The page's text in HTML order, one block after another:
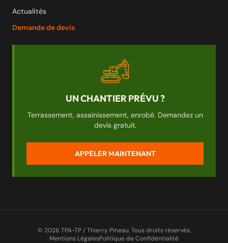
Actualités
Demande de devis
UN CHANTIER PRÉVU ?
Terrassement, assainissement, enrobé. Demandez un
devis gratuit.
APPELER MAINTENANT
© 2026 TPA-TP / Thierry Pineau. Tous droits réservés.
Mentions LégalesPolitique de Confidentialité